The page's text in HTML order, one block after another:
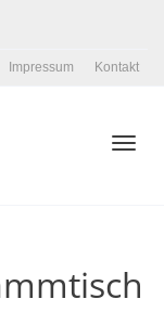
Impressum Kontakt